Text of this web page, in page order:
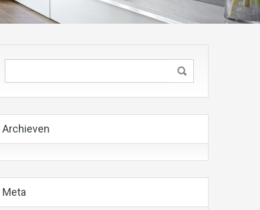
Archieven
Meta